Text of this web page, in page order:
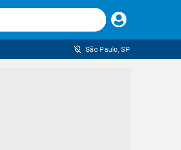
Faça
seu
São Paulo, SP